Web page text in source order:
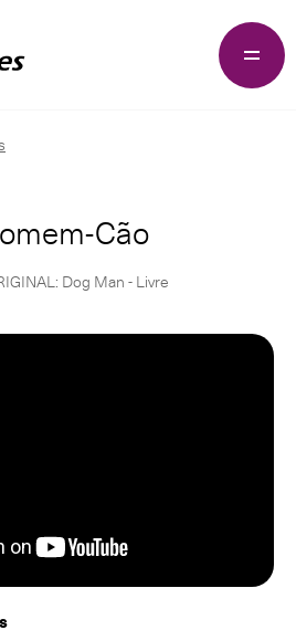
Cão
Dog Man - Livre